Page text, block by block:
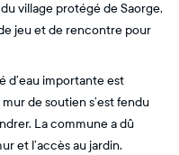
village protégé de Saorge,
jeu et de rencontre pour
d’eau importante est
de soutien s’est fendu
La commune a dû
et l’accès au jardin.